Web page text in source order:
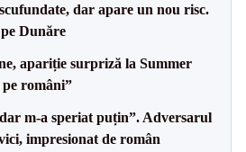
dar apare un nou risc.
Dunăre
apariție surpriză la Summer
români”
m-a speriat puțin”. Adversarul
impresionat de român